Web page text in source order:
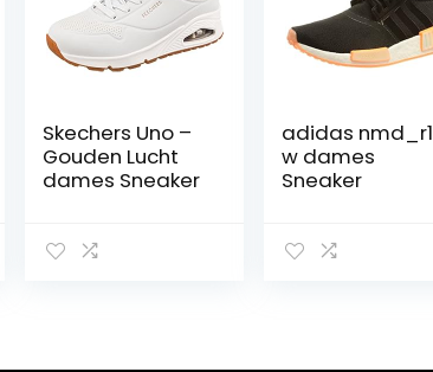
Skechers Uno –
Gouden Lucht
dames Sneaker
adidas nmd_r1
w dames
Sneaker